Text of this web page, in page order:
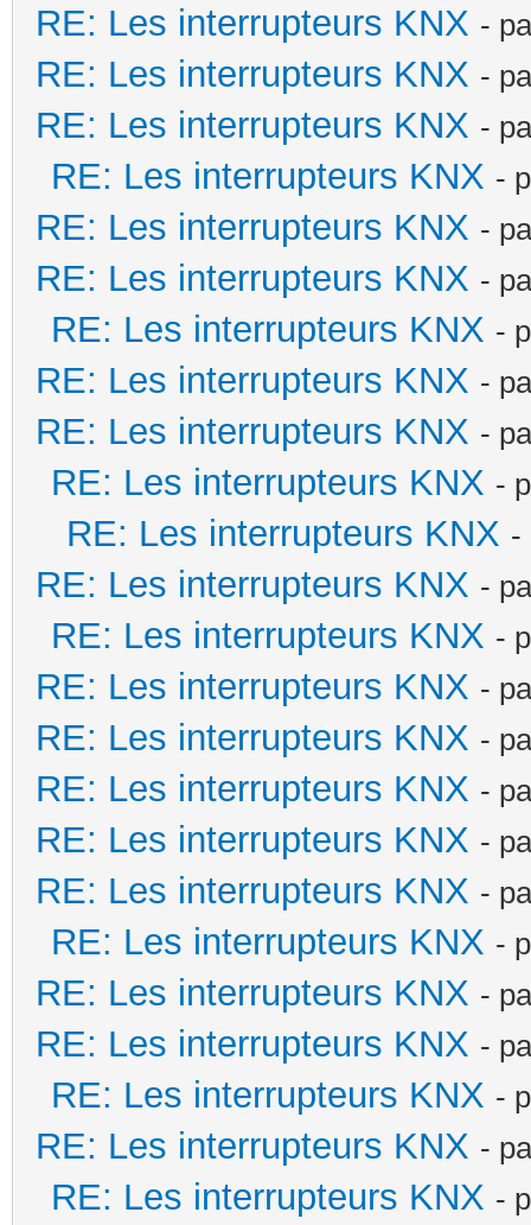
RE: Les interrupteurs KNX -
RE: Les interrupteurs KNX -
RE: Les interrupteurs KNX -
RE: Les interrupteurs KNX -
RE: Les interrupteurs KNX -
RE: Les interrupteurs KNX -
RE: Les interrupteurs KNX -
RE: Les interrupteurs KNX -
RE: Les interrupteurs KNX -
RE: Les interrupteurs KNX -
RE: Les interrupteurs KNX -
RE: Les interrupteurs KNX -
RE: Les interrupteurs KNX -
RE: Les interrupteurs KNX -
RE: Les interrupteurs KNX -
RE: Les interrupteurs KNX -
RE: Les interrupteurs KNX -
RE: Les interrupteurs KNX -
RE: Les interrupteurs KNX -
RE: Les interrupteurs KNX -
RE: Les interrupteurs KNX -
RE: Les interrupteurs KNX -
RE: Les interrupteurs KNX -
RE: Les interrupteurs KNX -